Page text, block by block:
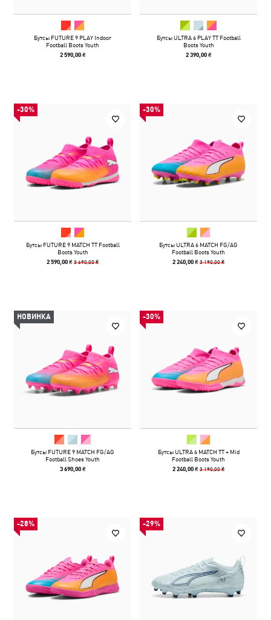
Бутсы FUTURE 9 PLAY Indoor
Football Boots Youth
2 590,00 ₴
Бутсы ULTRA 6 PLAY TT Football
Boots Youth
2 390,00 ₴
-30%
Бутсы FUTURE 9 MATCH TT Football
Boots Youth
2 590,00 ₴3 690,00 ₴
-30%
Бутсы ULTRA 6 MATCH FG/AG
Football Boots Youth
2 240,00 ₴3 190,00 ₴
НОВИНКА
Бутсы FUTURE 9 MATCH FG/AG
Football Shoes Youth
3 690,00 ₴
-30%
Бутсы ULTRA 6 MATCH TT + Mid
Football Boots Youth
2 240,00 ₴3 190,00 ₴
-28% -29%